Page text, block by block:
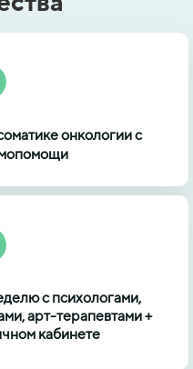
онкологии с
с психологами,
арт-терапевтами +
кабинете